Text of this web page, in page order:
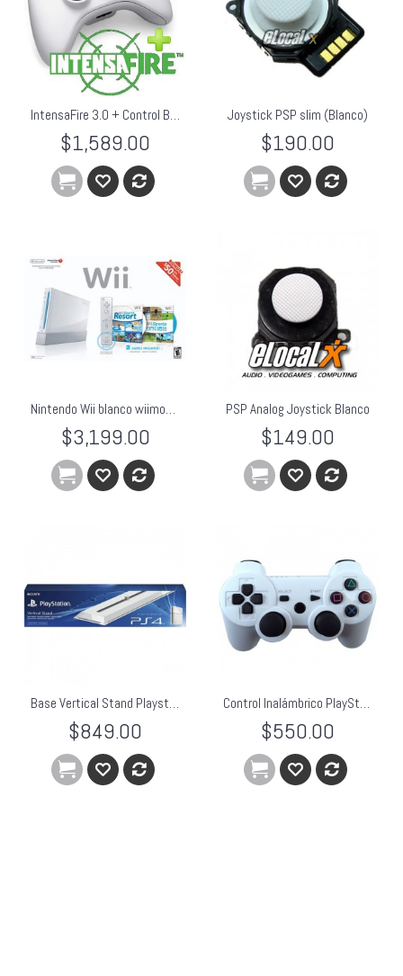
IntensaFire 3.0 + Control Blanco
$1,589.00
Joystick PSP slim (Blanco)
$190.00
Nintendo Wii blanco wiimotion bundle
$3,199.00
PSP Analog Joystick Blanco
$149.00
Base Vertical Stand Playstation 4 Sony Blanca
$849.00
Control Inalámbrico PlayStation 3 Genérico Blanco.
$550.00